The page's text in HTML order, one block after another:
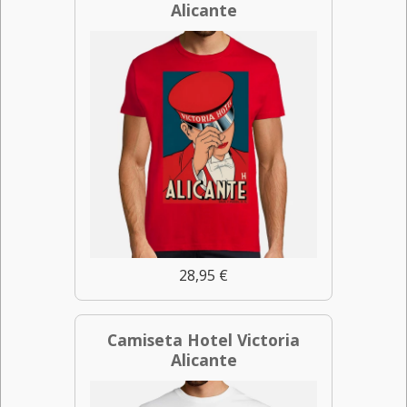
Alicante
28,95 €
Camiseta Hotel Victoria
Alicante